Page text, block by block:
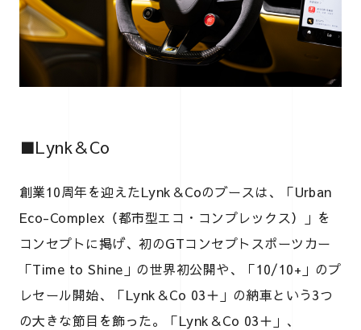
■Lynk＆Co
創業10周年を迎えたLynk＆Coのブースは、「Urban
Eco-Complex（都市型エコ・コンプレックス）」を
コンセプトに掲げ、初のGTコンセプトスポーツカー
「Time to Shine」の世界初公開や、「10/10+」のプ
レセール開始、「Lynk＆Co 03＋」の納車という3つ
の大きな節目を飾った。「Lynk＆Co 03＋」、